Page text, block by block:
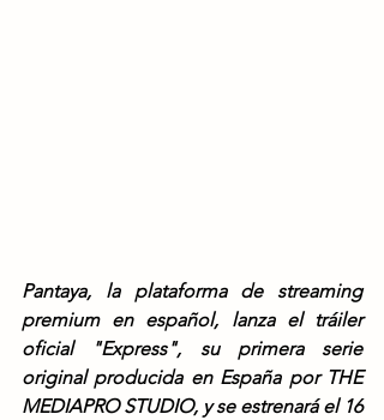
Pantaya, la plataforma de streaming
premium en español, lanza el tráiler
oficial "Express", su primera serie
original producida en España por THE
MEDIAPRO STUDIO, y se estrenará el 16